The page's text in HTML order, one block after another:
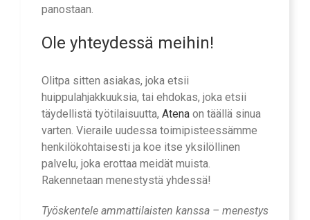
panostaan.
Ole yhteydessä meihin!
Olitpa sitten asiakas, joka etsii
huippulahjakkuuksia, tai ehdokas, joka etsii
täydellistä työtilaisuutta, Atena on täällä sinua
varten. Vieraile uudessa toimipisteessämme
henkilökohtaisesti ja koe itse yksilöllinen
palvelu, joka erottaa meidät muista.
Rakennetaan menestystä yhdessä!
Työskentele ammattilaisten kanssa – menestys